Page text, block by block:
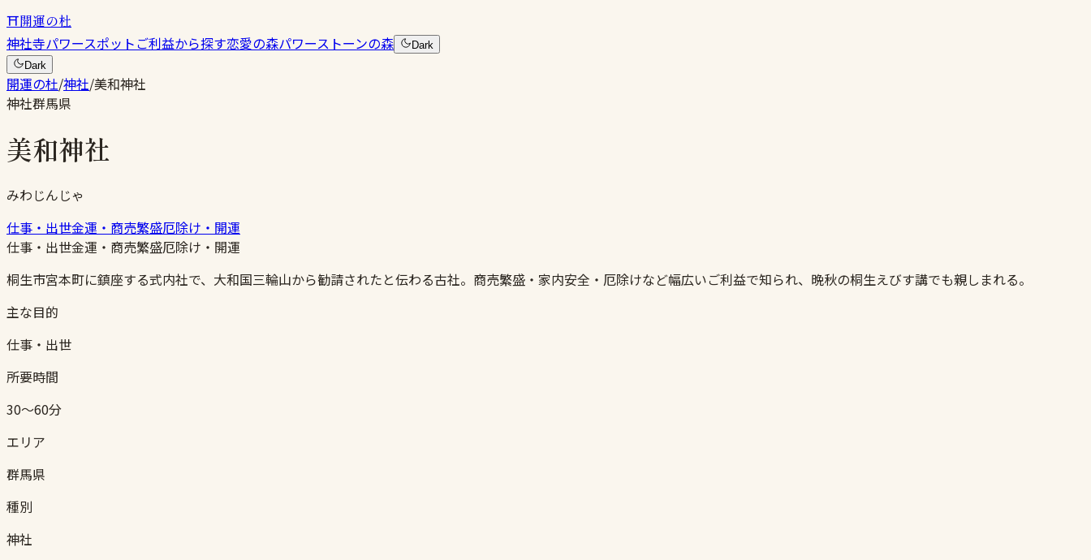
⛩開運の杜
神社寺パワースポットご利益から探す恋愛の森パワーストーンの森
Dark
Dark
開運の杜/神社/美和神社
神社群馬県
美和神社
みわじんじゃ
仕事・出世金運・商売繁盛厄除け・開運
仕事・出世金運・商売繁盛厄除け・開運
桐生市宮本町に鎮座する式内社で、大和国三輪山から勧請されたと伝わる古社。商売繁盛・家内安全・厄除けなど幅広いご利益で知られ、晩秋の桐生えびす講でも親しまれる。
主な目的
仕事・出世
所要時間
30〜60分
エリア
群馬県
種別
神社